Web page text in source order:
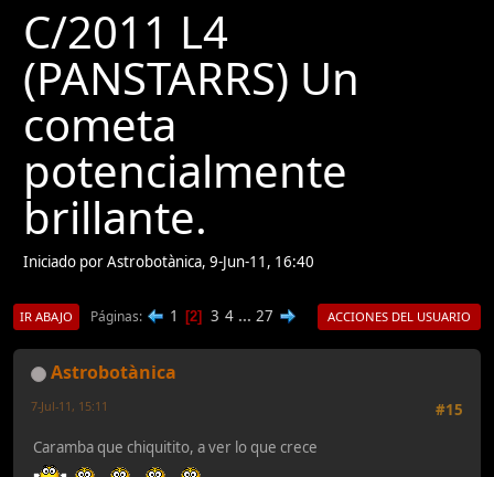
C/2011 L4
(PANSTARRS) Un
cometa
potencialmente
brillante.
Iniciado por Astrobotànica, 9-Jun-11, 16:40
IR ABAJO Páginas 1 2 3 4 ... 27 ACCIONES DEL USUARIO
Astrobotànica
#15
7-Jul-11, 15:11
Caramba que chiquitito, a ver lo que crece